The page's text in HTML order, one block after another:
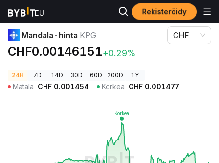
Rekisteröidy
Kryptohinnat
Mandala-hinta KPG
CHF0.00146151+0.29%
CHF
24H 7D 14D 30D 60D 200D 1Y
Matala CHF 0.001454 Korkea CHF 0.001477